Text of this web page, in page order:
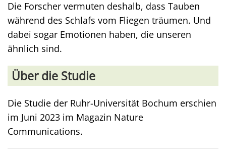
Die Forscher vermuten deshalb, dass Tauben
während des Schlafs vom Fliegen träumen. Und
dabei sogar Emotionen haben, die unseren
ähnlich sind.
Über die Studie
Die Studie der Ruhr-Universität Bochum erschien
im Juni 2023 im Magazin Nature
Communications.